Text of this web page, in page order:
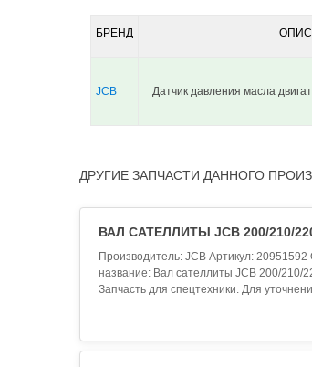
БРЕНД
JCB Датчик давления масла
ДРУГИЕ ЗАПЧАСТИ ДАННОГО
ВАЛ САТЕЛЛИТЫ JCB 200/210/
Производитель: JCB Артикул: 20951592
название: Вал сателлиты JCB 200/210/
Запчасть для спецтехники. Для